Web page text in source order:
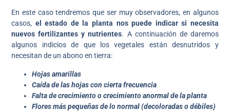
En este caso tendremos que ser muy observadores, en algunos
casos, el estado de la planta nos puede indicar si necesita
nuevos fertilizantes y nutrientes. A continuación de daremos
algunos indicios de que los vegetales están desnutridos y
necesitan de un abono en tierra:
Hojas amarillas
Caída de las hojas con cierta frecuencia
Falta de crecimiento o crecimiento anormal de la planta
Flores más pequeñas de lo normal (decoloradas o débiles)